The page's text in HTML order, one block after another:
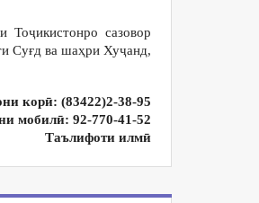
сазовор
Суғд ва шаҳри Хуҷанд,
корӣ: (83422)2-38-95
мобилӣ: 92-770-41-52
Таълифоти илмӣ